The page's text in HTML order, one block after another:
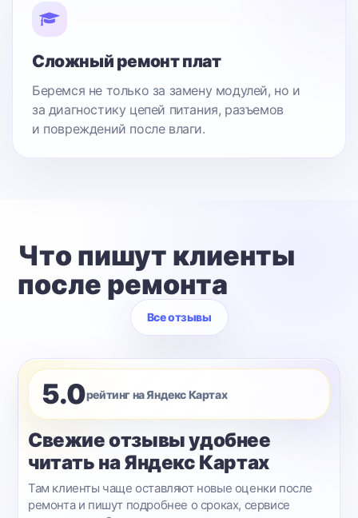
Сложный ремонт плат
Беремся не только за замену модулей, но и
за диагностику цепей питания, разъемов
и повреждений после влаги.
Что пишут клиенты
после ремонта
Все отзывы
5.0рейтинг на Яндекс Картах
Свежие отзывы удобнее
читать на Яндекс Картах
Там клиенты чаще оставляют новые оценки после
ремонта и пишут подробнее о сроках, сервисе